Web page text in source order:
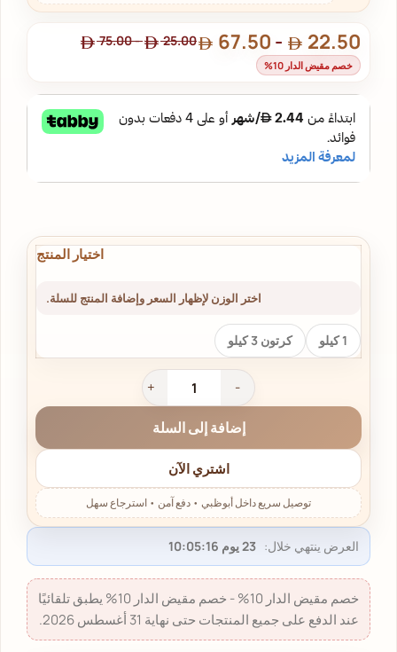
25.00
-
75.00 22.50
-
67.50
خصم مقيض الدار 10%
اختر الوزن لإظهار السعر وإضافة المنتج للسلة.
1 كيلو كرتون 3 كيلو
إضافة إلى السلة
اشتري الآن
العرض ينتهي خلال: 23 يوم 10:05:16
خصم مقيض الدار 10% - خصم مقيض الدار 10% يطبق تلقائيًا
عند الدفع على جميع المنتجات حتى نهاية 31 أغسطس 2026.